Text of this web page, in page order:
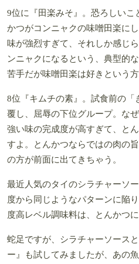
9位に『田楽みそ』。恐ろしいこ
かつがコンニャクの味噌田楽に
味が強烈すぎて、それしか感じ
ンニャクになるという、典型的
苦手だが味噌田楽は好きという方
8位『キムチの素』。試食前の「
覆し、屈辱の下位グループ。な
強い味の完成度が高すぎて、と
すよ。とんかつならではの肉の
の方が前面に出てきちゃう。
最近人気のタイのシラチャーソ
度から同じようなパターンに陥
度高レベル調味料は、とんかつ
蛇足ですが、シラチャーソース
ー』も試してみましたが、あの